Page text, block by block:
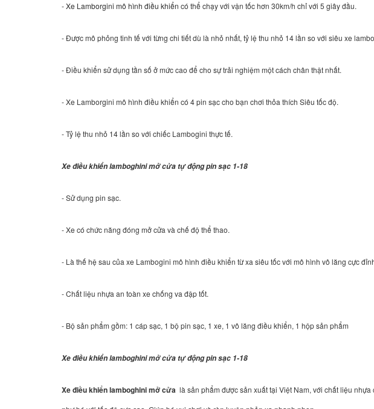
-Xe Lamborgini mô hình điều khiển có thể chạy với vận tốc hơn 30km/h chỉ với 5 giây đầu.
- Được mô phỏng tinh tế với từng chi tiết dù là nhỏ nhất, tỷ lệ thu nhỏ 14 lần so với siêu xe
- Điều khiển sử dụng tần số ở mức cao để cho sự trải nghiệm một cách chân thật nhất.
- Xe Lamborgini mô hình điều khiển có 4 pin sạc cho bạn chơi thỏa thích Siêu tốc độ.
- Tỷ lệ thu nhỏ 14 lần so với chiếc Lambogini thực tế.
Xe điều khiển lamboghini mở cửa tự động pin sạc 1-18
- Sử dụng pin sạc.
- Xe có chức năng đóng mở cửa và chế độ thể thao.
- Là thế hệ sau của xe Lambogini mô hình điều khiển từ xa siêu tốc với mô hình vô lăng cực
- Chất liệu nhựa an toàn xe chống va đập tốt.
- Bộ sản phẩm gồm: 1 cáp sạc, 1 bộ pin sạc, 1 xe, 1 vô lăng điều khiển, 1 hộp sản phẩm
Xe điều khiển lamboghini mở cửa tự động pin sạc 1-18
Xe điều khiển lamboghini mở cửa là sản phẩm được sản xuất tại Việt Nam, với chất liệu